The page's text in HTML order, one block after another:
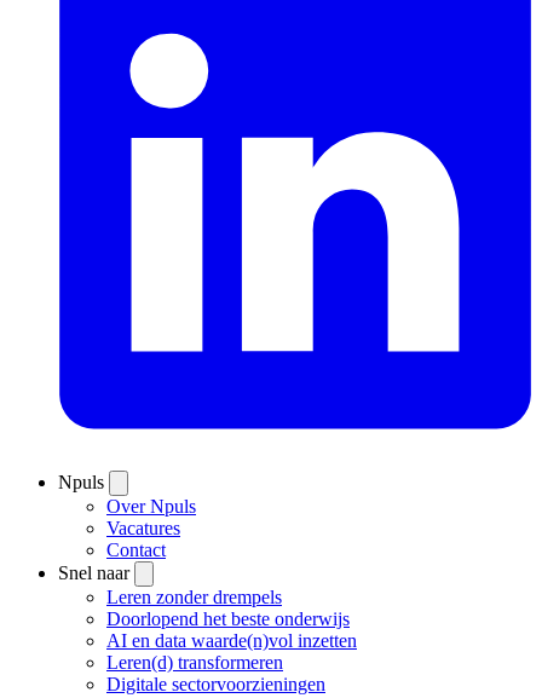
Npuls
Over Npuls
Vacatures
Contact
Snel naar
Leren zonder drempels
Doorlopend het beste onderwijs
AI en data waarde(n)vol inzetten
Leren(d) transformeren
Digitale sectorvoorzieningen